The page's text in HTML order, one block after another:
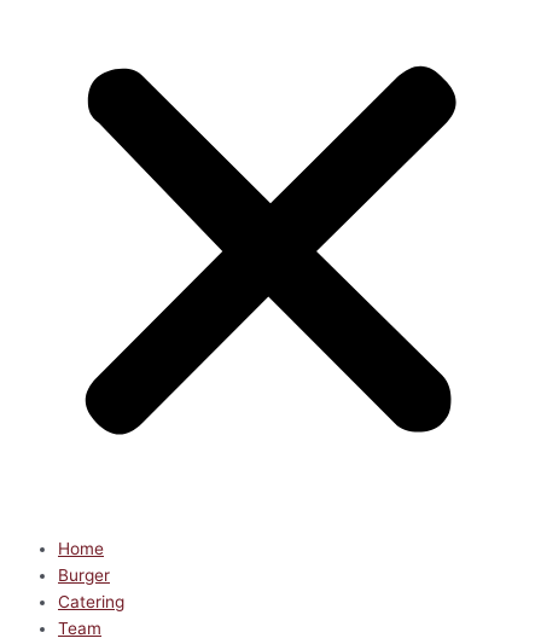
Home
Burger
Catering
Team